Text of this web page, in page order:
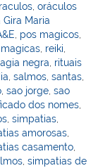
,oráculos
Gira Maria
, pos magicos,
, reiki,
negra, rituais
,salmos,santas,
,sao jorge,sao
dos nomes,
,simpatias,
amorosas,
casamento,
,simpatias de